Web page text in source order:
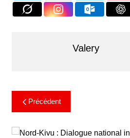
Valery
Précédent